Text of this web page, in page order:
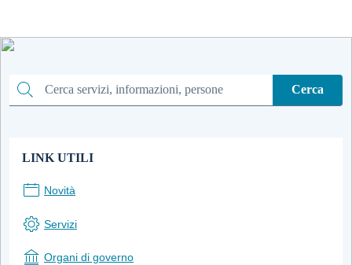
Cerca
Cerca
LINK UTILI
Novità
Servizi
Organi di governo